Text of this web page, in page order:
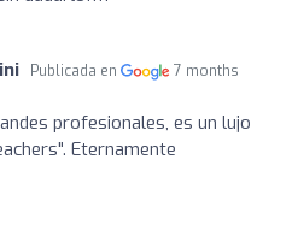
Publicada en
7 months
profesionales, es un lujo
Eternamente